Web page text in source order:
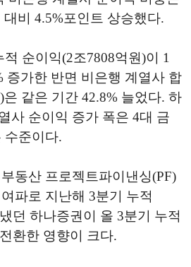
비 4.5%포인트 상승했다.
순이익(2조7808억원)이 1
증가한 반면 비은행 계열사 합
같은 기간 42.8% 늘었다. 하
사 순이익 증가 폭은 4대 금
수준이다.
동산 프로젝트파이낸싱(PF)
파로 지난해 3분기 누적
던 하나증권이 올 3분기 누적
환한 영향이 크다.